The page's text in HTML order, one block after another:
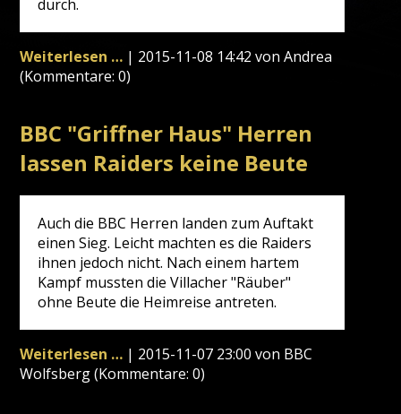
durch.
Weiterlesen …Auch
den
ein
erfolgreicher
Saisonstart
| 2015-11-08 14:42 von Andrea
(Kommentare: 0)
BBC "Griffner Haus" Herren
lassen Raiders keine Beute
Auch die BBC Herren landen zum Auftakt
einen Sieg. Leicht machten es die Raiders
ihnen jedoch nicht. Nach einem hartem
Kampf mussten die Villacher "Räuber"
ohne Beute die Heimreise antreten.
Weiterlesen …BBC
"Griffner
| 2015-11-07 23:00 von BBC
Wolfsberg (Kommentare: 0)